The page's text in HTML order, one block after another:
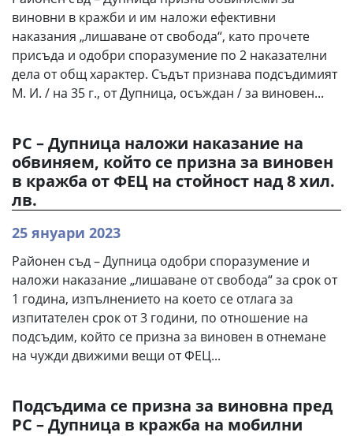
виновни в кражби и им наложи ефективни
наказания „лишаване от свобода“, като прочете
присъда и одобри споразумение по 2 наказателни
дела от общ характер. Съдът признава подсъдимият
М. И. / на 35 г., от Дупница, осъждан / за виновен...
РС – Дупница наложи наказание на
обвиняем, който се призна за виновен
в кражба от ФЕЦ на стойност над 8 хил.
лв.
25 януари 2023
Районен съд – Дупница одобри споразумение и
наложи наказание „лишаване от свобода“ за срок от
1 година, изпълнението на което се отлага за
изпитателен срок от 3 години, по отношение на
подсъдим, който се призна за виновен в отнемане
на чужди движими вещи от ФЕЦ...
Подсъдима се призна за виновна пред
РС – Дупница в кражба на мобилни